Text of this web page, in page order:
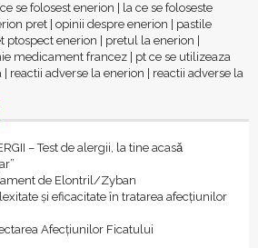
se folosest enerion
la ce se foloseste
pret opinii despre enerion
pastile
ptospect enerion pretul la enerion
medicament francez
pt ce se utilizeaza
reactii adverse la enerion
reactii adverse la
– Test de alergii, la tine acasǎ
de Elontril/Zyban
și eficacitate în tratarea afecțiunilor
Afecțiunilor Ficatului